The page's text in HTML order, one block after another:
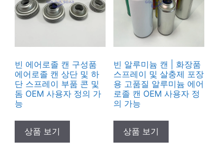
빈 에어로졸 캔 구성품
에어로졸 캔 상단 및 하
단 스프레이 부품 콘 및
돔 OEM 사용자 정의 가
능
상품 보기
빈 알루미늄 캔 | 화장품
스프레이 및 살충제 포장
용 고품질 알루미늄 에어
로졸 캔 OEM 사용자 정
의 가능
상품 보기